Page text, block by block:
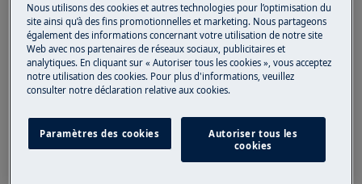
ATTENTION !RISQUE DE BLESSURE
Nous utilisons des cookies et autres technologies pour l’optimisation du
site ainsi qu’à des fins promotionnelles et marketing. Nous partageons
également des informations concernant votre utilisation de notre site
Web avec nos partenaires de réseaux sociaux, publicitaires et
analytiques. En cliquant sur « Autoriser tous les cookies », vous acceptez
notre utilisation des cookies. Pour plus d'informations, veuillez
consulter notre déclaration relative aux cookies.
Paramètres des cookies
Autoriser tous les
cookies